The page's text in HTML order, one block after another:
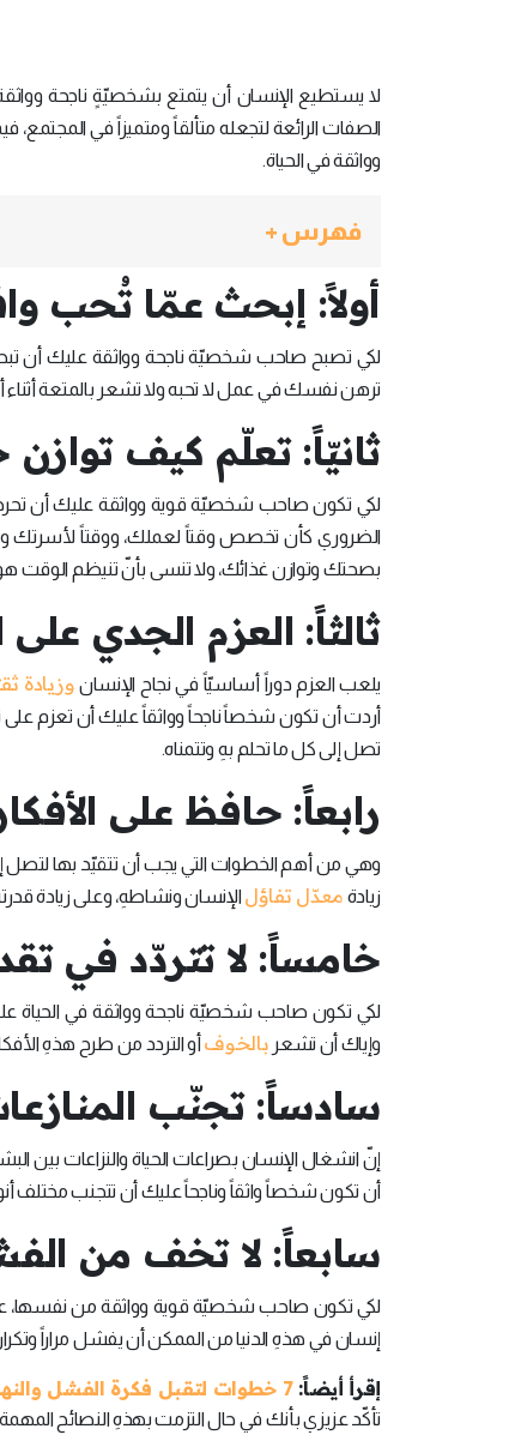
لا يستطيع الإنسان أن يتمتع بشخصيّةٍ ناجحة
الصفات الرائعة لتجعله متألقاً ومتميزاً في
وواثقة في الحياة.
فهرس +
أولاً: إبحث عمّا تُحب
لكي تصبح صاحب شخصيّة ناجحة وواثقة عليك أن
ترهن نفسك في عمل لا تحبه ولا تشعر بالمتعة أثناء
ثانيّاً: تعلّم كيف توازن
لكي تكون صاحب شخصيّة قوية وواثقة عليك أن
الضروري كأن تخصص وقتاً لعملك، ووقتاً لأسرتك
بصحتك وتوازن غذائك، ولا تنسى بأنّ تنيظم
ثالثاً: العزم الجدي على
يلعب العزم دوراً أساسيّاً في نجاح الإنسان وزيادة
أردت أن تكون شخصاً ناجحاً وواثقاً عليك أن تعزم
تصل إلى كل ما تحلم بهِ وتتمناه.
رابعاً: حافظ على
وهي من أهم الخطوات التي يجب أن تتقيّد بها لتصل
زيادة معدّل تفاؤل الإنسان ونشاطهِ، وعلى زيادة
خامساً: لا تتردّد في
لكي تكون صاحب شخصيّة ناجحة وواثقة في الحياة
وإياك أن تشعر بالخوف أو التردد من طرح هذهِ
سادساً: تجنّب
إنّ انشغال الإنسان بصراعات الحياة والنزاعات بين
أن تكون شخصاً واثقاً وناجحاً عليك أن تتجنب مختلف
سابعاً: لا تخف من
لكي تكون صاحب شخصيّة قوية وواثقة من نفسها،
إنسان في هذهِ الدنيا من الممكن أن يفشل مراراً
إقرأ أيضاً:7 خطوات لتقبل فكرة الفشل والنهوض لتحقيق النجاح
تأكّد عزيزي بأنك في حال التزمت بهذهِ النصائح